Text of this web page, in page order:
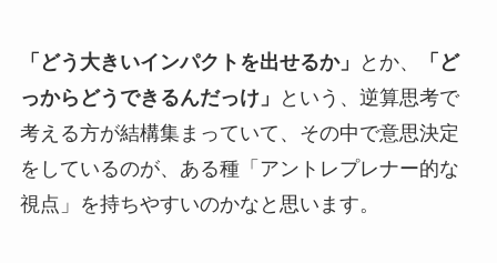
「どう大きいインパクトを出せるか」 とか、
「ど
っからどうできるんだっけ」
という、逆算思考で
考える方が結構集まっていて、その中で意思決定
をしているのが、ある種「アントレプレナー的な
視点」を持ちやすいのかなと思います。